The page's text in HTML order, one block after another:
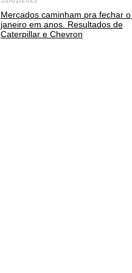
Mercados caminham pra fechar
janeiro em anos. Resultados de
Caterpillar e Chevron